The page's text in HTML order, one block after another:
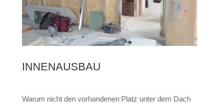
INNENAUSBAU
Warum nicht den vorhandenen Platz unter dem Dach